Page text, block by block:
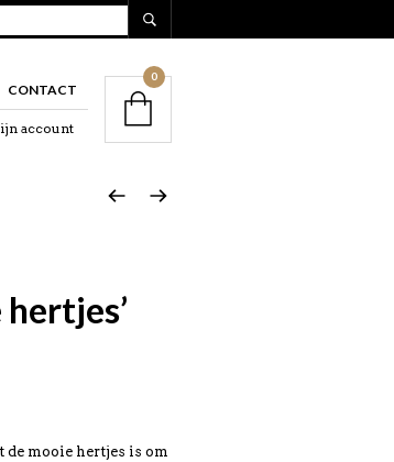
CONTACT
account
0
de mooie hertjes is om